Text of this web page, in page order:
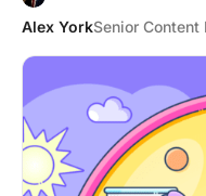
Alex YorkSenior